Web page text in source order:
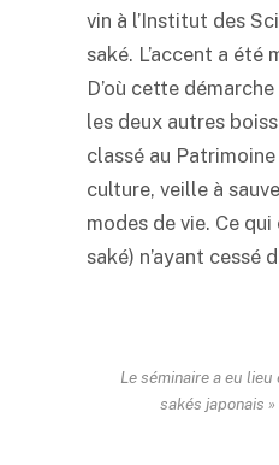
vin à l’Institut des
saké. L’accent a
D’où cette
les deux autres
classé au
culture, veille à
modes de vie. Ce
saké) n’ayant cessé
Le séminaire a eu
sakés japonais